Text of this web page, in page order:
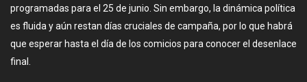
programadas para el 25 de junio. Sin embargo, la dinámica política
es fluida y aún restan días cruciales de campaña, por lo que habrá
que esperar hasta el día de los comicios para conocer el desenlace
final.